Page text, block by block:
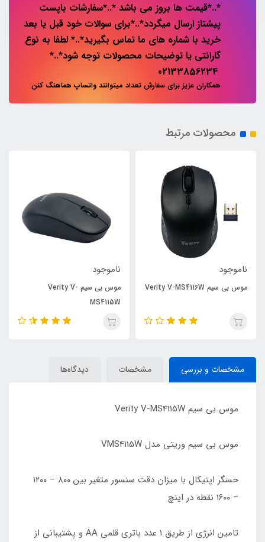
*..*قیمت ها بروز می باشد *..*سفارشات باپست
پیشتاز ارسال میگردد*..*برای سوالات خود قبل یا بعد
خرید با شماره های ما تماس بگیرید*..* لطفا به نوع
گارانتی یا توضیحات محصولات توجه شود*..*
همکاران عزیز برای سفارش تعداد میتوانند واتساپ هماهنگ کنن
محصولات مرتبط
ناموجود
موس بی سیم Verity V-MS4116W
ناموجود
موس بی سیم Verity V-
MS4115W
مشخصات و بررسی مشخصات دیدگاه‌ها
موس بی سیم Verity V-MS4115W
موس بی سیم وریتی مدل VMS4115W
حسگر اپتیکال با میزان دقت سنسور متغیر بین ۸۰۰ – ۱۲۰۰
– ۱۶۰۰ نقطه در اینچ
تامین انرژی از طریق ۱ عدد باتری قلمی AA و پشتیبانی از